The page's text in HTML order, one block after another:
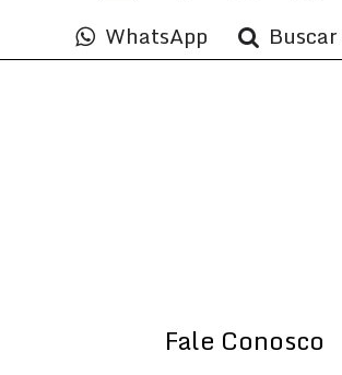
Preço e disponibilidade do imóvel
sem aviso prévio.
WhatsApp
Fale Conosco